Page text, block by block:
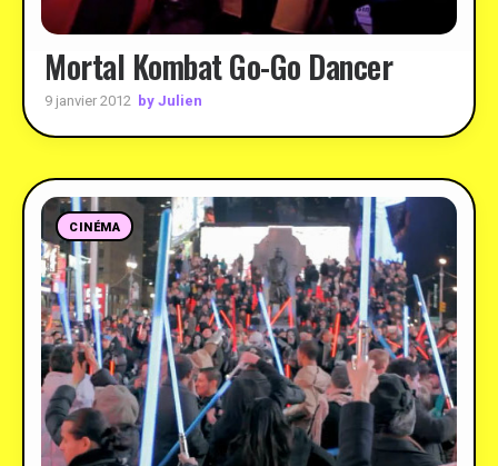
Mortal Kombat Go-Go Dancer
9 janvier 2012 by Julien
CINÉMA